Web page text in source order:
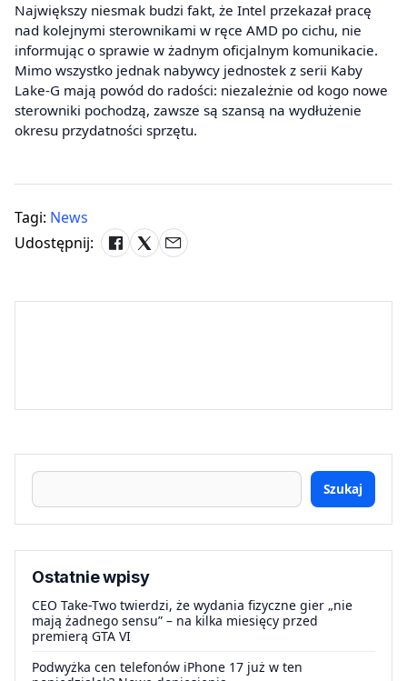
Największy niesmak budzi fakt, że Intel przekazał pracę
nad kolejnymi sterownikami w ręce AMD po cichu, nie
informując o sprawie w żadnym oficjalnym komunikacie.
Mimo wszystko jednak nabywcy jednostek z serii Kaby
Lake-G mają powód do radości: niezależnie od kogo nowe
sterowniki pochodzą, zawsze są szansą na wydłużenie
okresu przydatności sprzętu.
Tagi: News
Udostępnij:
Szukaj
Ostatnie wpisy
CEO Take-Two twierdzi, że wydania fizyczne gier „nie
mają żadnego sensu” – na kilka miesięcy przed
premierą GTA VI
Podwyżka cen telefonów iPhone 17 już w ten